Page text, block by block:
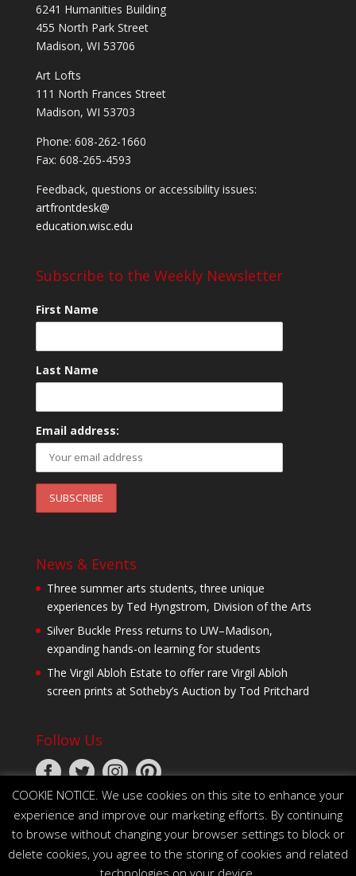
6241 Humanities Building
455 North Park Street
Madison, WI 53706
Art Lofts
111 North Frances Street
Madison, WI 53703
Phone: 608-262-1660
Fax: 608-265-4593
Feedback, questions or accessibility issues:
artfrontdesk@
education.wisc.edu
Subscribe to the Weekly Newsletter
First Name
Last Name
Email address:
News & Events
Three summer arts students, three unique
experiences by Ted Hyngstrom, Division of the Arts
Silver Buckle Press returns to UW–Madison,
expanding hands-on learning for students
The Virgil Abloh Estate to offer rare Virgil Abloh
screen prints at Sotheby’s Auction by Tod Pritchard
Follow Us
COOKIE NOTICE. We use cookies on this site to enhance your
experience and improve our marketing efforts. By continuing
to browse without changing your browser settings to block or
delete cookies, you agree to the storing of cookies and related
technologies on your device.